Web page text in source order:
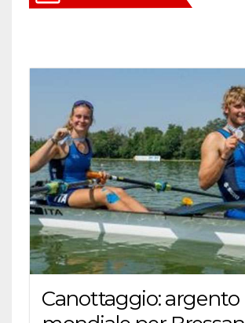
Canottaggio: argento